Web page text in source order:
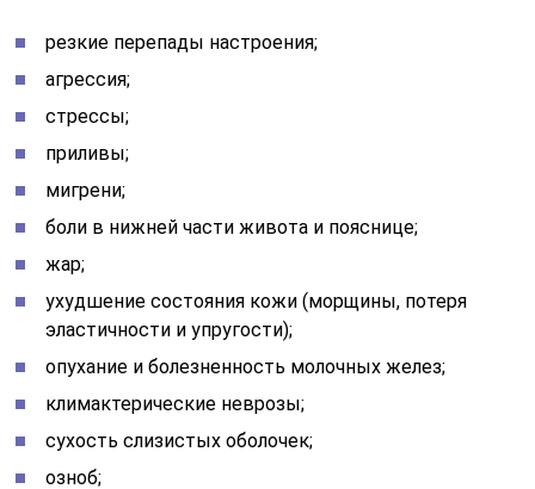
резкие перепады настроения;
агрессия;
стрессы;
приливы;
мигрени;
боли в нижней части живота и пояснице;
жар;
ухудшение состояния кожи (морщины, потеря
эластичности и упругости);
опухание и болезненность молочных желез;
климактерические неврозы;
сухость слизистых оболочек;
озноб;